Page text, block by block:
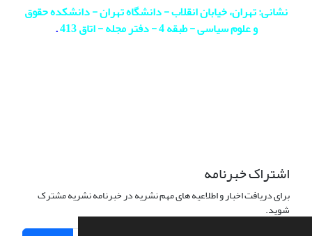
نشانی: تهران، خیابان انقلاب - دانشگاه تهران - دانشکده حقوق
و علوم سیاسی - طبقه 4 - دفتر مجله - اتاق 413
.
اشتراک خبرنامه
برای دریافت اخبار و اطلاعیه های مهم نشریه در خبرنامه نشریه مشترک
شوید.